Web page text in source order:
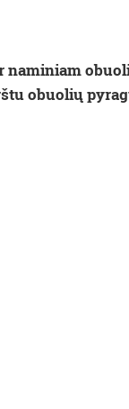
naminiam
obuolių